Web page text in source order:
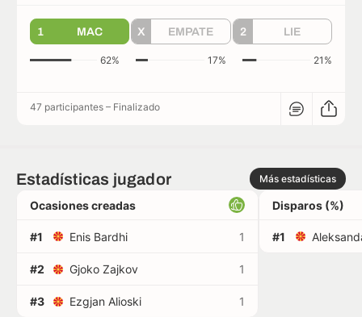
1 MAC X EMPATE 2 LIE
62% 17% 21%
47 participantes – Finalizado
Estadísticas jugador Más estadísticas
Ocasiones creadas
#1 Enis Bardhi 1
#2 Gjoko Zajkov 1
#3 Ezgjan Alioski 1
Disparos (%)
#1